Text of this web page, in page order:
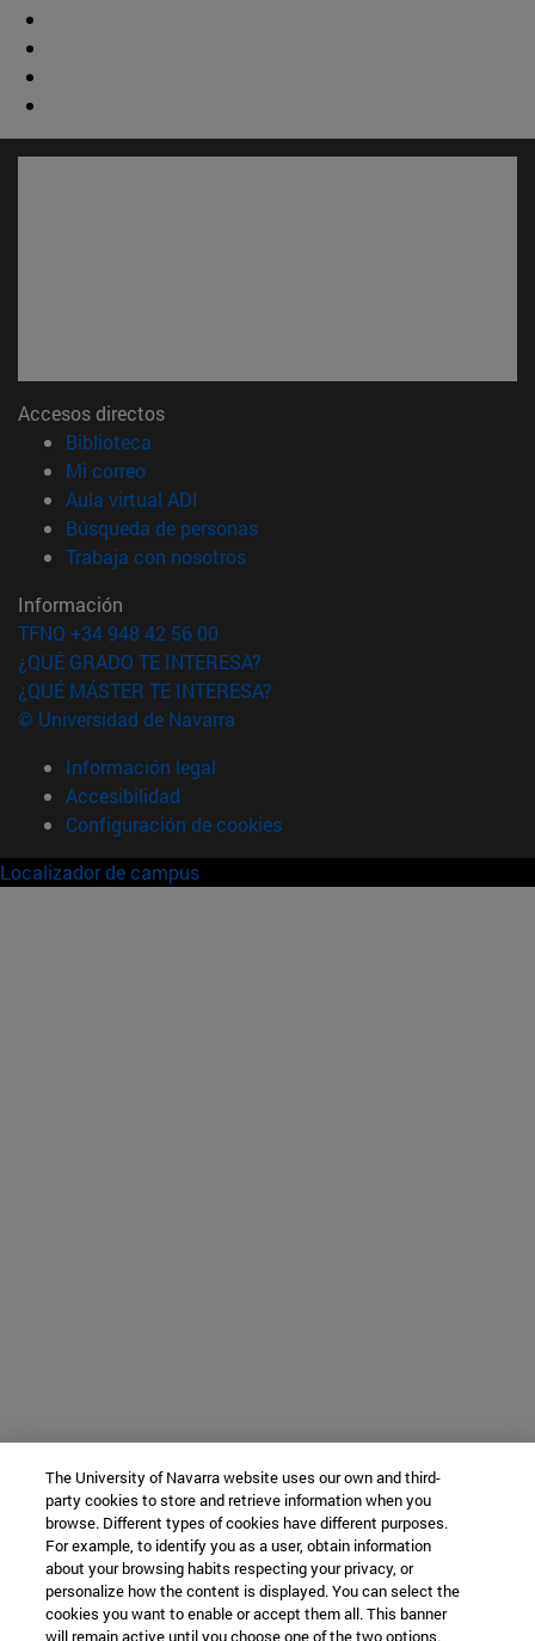
Accesos directos
Biblioteca
Mi correo(abre en nueva ventana)
Aula virtual ADI
Búsqueda de personas(abre en nueva ventana)
Trabaja con nosotros(abre en nueva ventana)
Información
TFNO +34 948 42 56 00
¿QUÉ GRADO TE INTERESA?
¿QUÉ MÁSTER TE INTERESA?
© Universidad de Navarra
Información legal
Accesibilidad
Configuración de cookies
Localizador de campus
The University of Navarra website uses our own and third-
party cookies to store and retrieve information when you
browse. Different types of cookies have different purposes.
For example, to identify you as a user, obtain information
about your browsing habits respecting your privacy, or
personalize how the content is displayed. You can select the
cookies you want to enable or accept them all. This banner
will remain active until you choose one of the two options.